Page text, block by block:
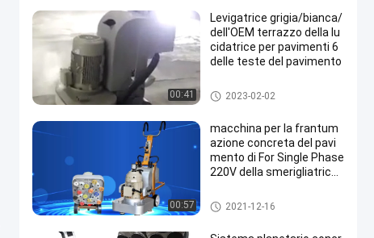
00:41
Levigatrice grigia/bianca/
dell'OEM terrazzo della lu
cidatrice per pavimenti 6
delle teste del pavimento
Smerigliatrice del pavimento di
terrazzo
2023-02-02
00:57
macchina per la frantum
azione concreta del pavi
mento di For Single Phase
220V della smerigliatrice
Smerigliatrice del pavimento di
terrazzo
2021-12-16